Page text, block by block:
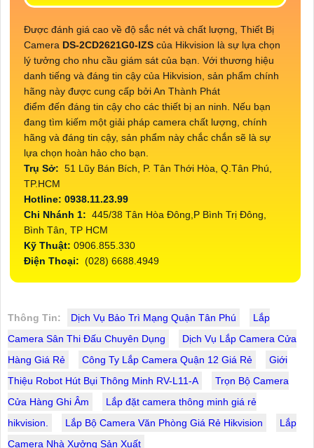
Được đánh giá cao về độ sắc nét và chất lượng, Thiết Bị
Camera DS-2CD2621G0-IZS của Hikvision là sự lựa chọn
lý tưởng cho nhu cầu giám sát của bạn. Với thương hiệu
danh tiếng và đáng tin cậy của Hikvision, sản phẩm chính
hãng này được cung cấp bởi An Thành Phát
điểm đến đáng tin cậy cho các thiết bị an ninh. Nếu bạn
đang tìm kiếm một giải pháp camera chất lượng, chính
hãng và đáng tin cậy, sản phẩm này chắc chắn sẽ là sự
lựa chọn hoàn hảo cho bạn.
Trụ Sở: 51 Lũy Bán Bích, P. Tân Thới Hòa, Q.Tân Phú,
TP.HCM
Hotline: 0938.11.23.99
Chi Nhánh 1: 445/38 Tân Hòa Đông,P Bình Trị Đông,
Bình Tân, TP HCM
Kỹ Thuật: 0906.855.330
Điện Thoại: (028) 6688.4949
Thông Tin: Dịch Vụ Bảo Trì Mạng Quận Tân Phú
Lắp
Camera Sân Thi Đấu Chuyên Dụng
Dịch Vụ Lắp Camera Cửa
Hàng Giá Rẻ
Công Ty Lắp Camera Quận 12 Giá Rẻ
Giới
Thiệu Robot Hút Bụi Thông Minh RV-L11-A
Trọn Bộ Camera
Cửa Hàng Ghi Âm
Lắp đặt camera thông minh giá rẻ
hikvision.
Lắp Bộ Camera Văn Phòng Giá Rẻ Hikvision
Lắp
Camera Nhà Xưởng Sản Xuất